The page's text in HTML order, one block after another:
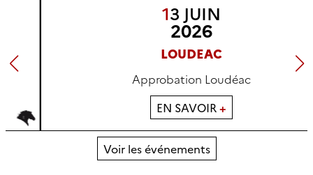
13 JUIN
2026
LOUDEAC
Approbation Loudéac
EN SAVOIR+
Voir les événements